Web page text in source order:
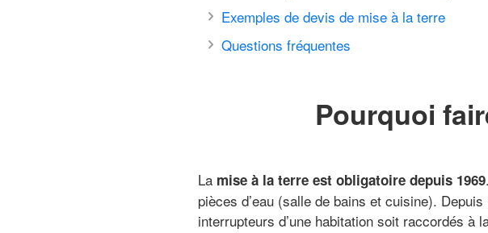
Exemples de devis de mise à la terre
Questions fréquentes
Pourquoi
La mise à la terre est obligatoire depuis 1969
pièces d’eau (salle de bains et cuisine).
interrupteurs d’une habitation soit raccordés à